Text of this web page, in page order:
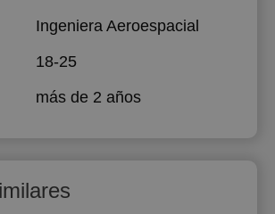
Ingeniera Aeroespacial
18-25
más de 2 años